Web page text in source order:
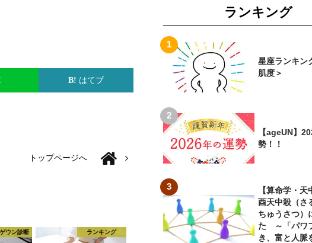
はてブ
トップページへ
ウン診断 ランキング
ランキング
星座ランキ
肌度＞
【ageUN】
勢！！
【算命学・
酉天中殺（さ
ちゅうさつ）
た ～「パワ
き、富と人脈